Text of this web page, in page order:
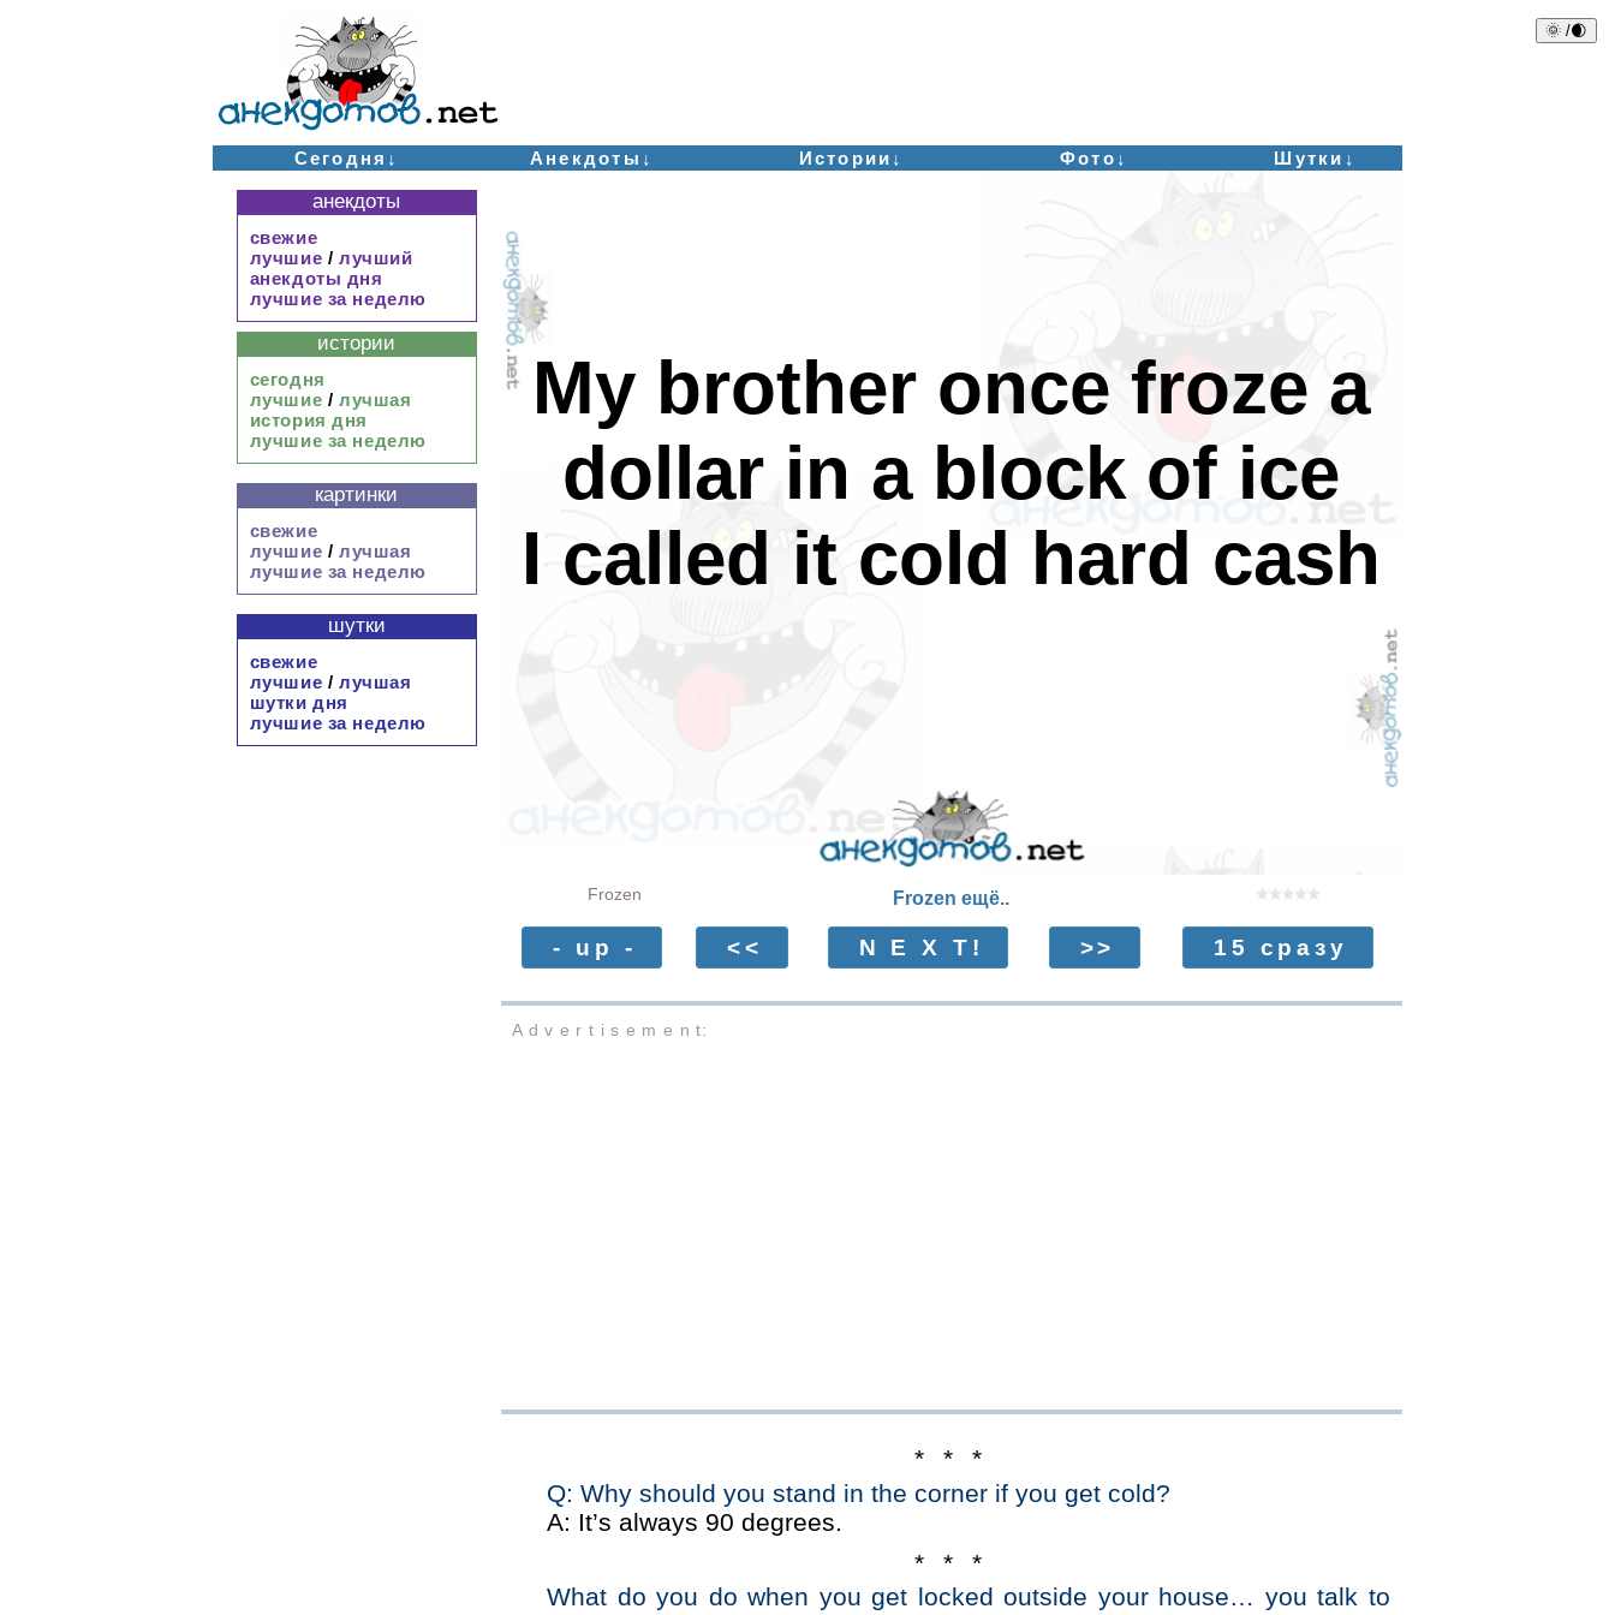
🌞 /🌒
Сегодня↓ Анекдоты↓ Истории↓ Фото↓ Шутки↓
My brother once froze a
dollar in a block of ice
I called it cold hard cash
Frozen Frozen ещё..
- up - << N E X T! >> 15 сразу
A d v e r t i s e m e n t:
* * *
Q: Why should you stand in the corner if you get cold?
A: It’s always 90 degrees.
* * *
What do you do when you get locked outside your house… you talk to
анекдоты
свежие
лучшие / лучший
анекдоты дня
лучшие за неделю
истории
сегодня
лучшие / лучшая
история дня
лучшие за неделю
картинки
свежие
лучшие / лучшая
лучшие за неделю
шутки
свежие
лучшие / лучшая
шутки дня
лучшие за неделю